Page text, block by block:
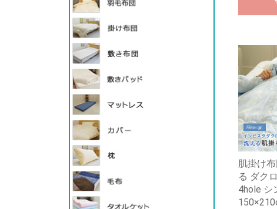
肌掛け
る ダク
4hole シ